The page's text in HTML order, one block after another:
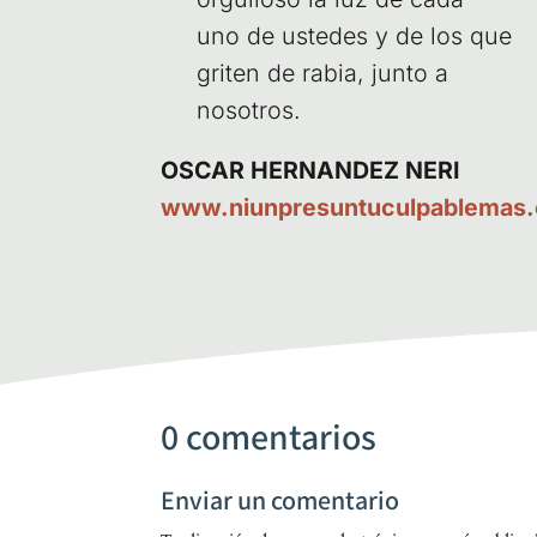
uno de uste­des y de los que
gri­ten de rabia, jun­to a
nosotros.
OSCAR HER­NAN­DEZ NERI
0 comentarios
Enviar un comentario